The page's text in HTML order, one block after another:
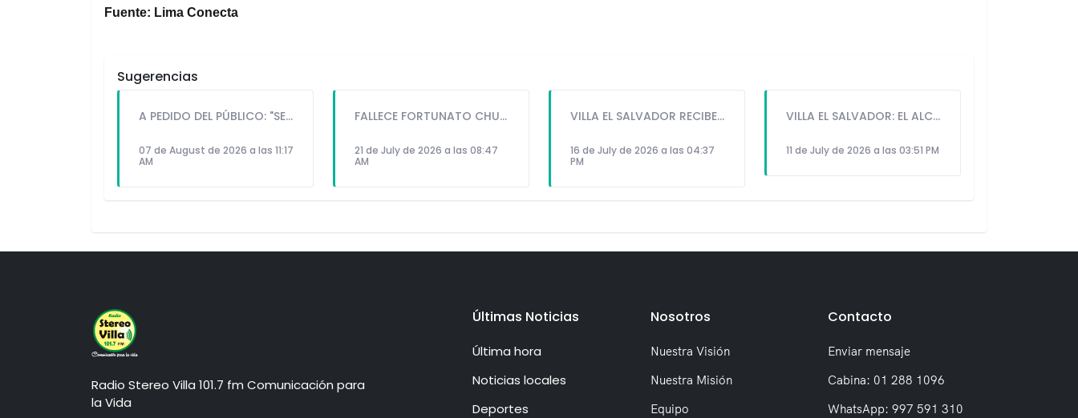
Fuente: Lima Conecta
Sugerencias
A PEDIDO DEL PÚBLICO: "SEX Y DINERO" EL NUEVO SINGLE DE FATKINGBULLA
07 de August de 2026 a las 11:17
AM
FALLECE FORTUNATO CHUQUITAYPE ANDRADE, “EL CHOLO”, REFERENTE DE LA SOLIDARIDAD Y LA CULTURA EN VILLA EL SALVADOR
21 de July de 2026 a las 08:47
AM
VILLA EL SALVADOR RECIBE A ANA CORREA PARA PRESENTAR LIBRO SOBRE MEMORIA, TEATRO Y RESISTENCIA DURANTE EL CONFLICTO ARMADO INTERNO.
16 de July de 2026 a las 04:37
PM
VILLA EL SALVADOR: EL ALCALDE GUIDO IÑIGO PERALTA PRIORIZÓ CONCIERTO DE SOMOS PERÚ Y NO ASISTIÓ AL DESFILE ESCOLAR CÍVICO CULTURAL 2026
11 de July de 2026 a las 03:51 PM
Radio Stereo Villa 101.7 fm Comunicación para
la Vida
Últimas Noticias
Última hora
Noticias locales
Deportes
Nosotros
Nuestra Visión
Nuestra Misión
Equipo
Contacto
Enviar mensaje
Cabina: 01 288 1096
WhatsApp: 997 591 310